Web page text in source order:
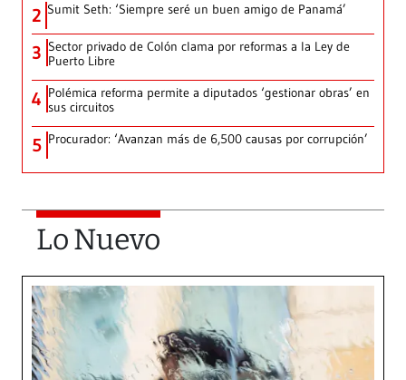
2 Sumit Seth: ‘Siempre seré un buen amigo de Panamá’
3 Sector privado de Colón clama por reformas a la Ley de
Puerto Libre
4 Polémica reforma permite a diputados ‘gestionar obras’ en
sus circuitos
5 Procurador: ‘Avanzan más de 6,500 causas por corrupción’
Lo Nuevo